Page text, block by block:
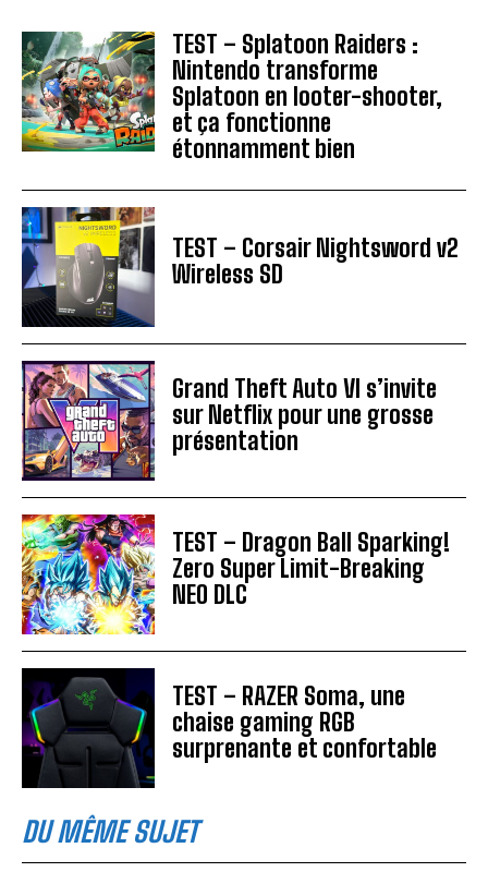
TEST – Splatoon Raiders :
Nintendo transforme
Splatoon en looter-shooter,
et ça fonctionne
étonnamment bien
TEST – Corsair Nightsword v2
Wireless SD
Grand Theft Auto VI s’invite
sur Netflix pour une grosse
présentation
TEST – Dragon Ball Sparking!
Zero Super Limit-Breaking
NEO DLC
TEST – RAZER Soma, une
chaise gaming RGB
surprenante et confortable
DU MÊME SUJET